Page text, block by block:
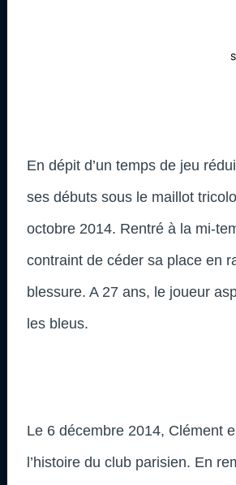
En dépit d’un temps de jeu
ses débuts sous le maillot
octobre 2014. Rentré à la mi-
contraint de céder sa place en
blessure. A 27 ans, le joueur
les bleus.
Le 6 décembre 2014, Clément
l’histoire du club parisien. En